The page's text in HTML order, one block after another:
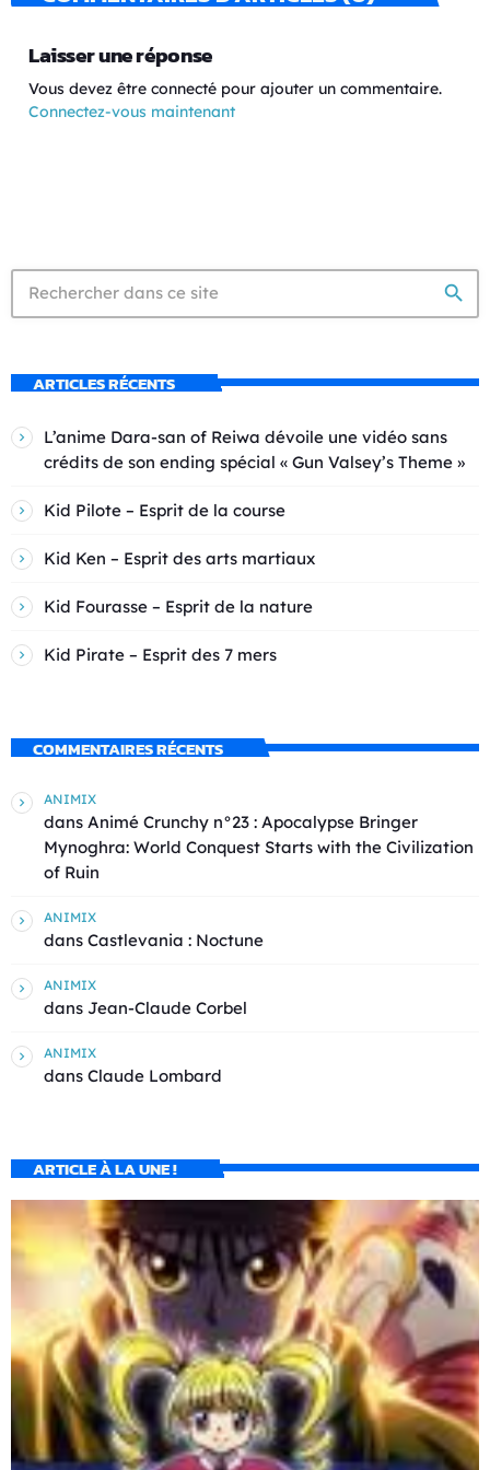
Laisser une réponse
Vous devez être connecté pour ajouter un commentaire.
Connectez-vous maintenant
search
ARTICLES RÉCENTS
L’anime Dara-san of Reiwa dévoile une vidéo sans
crédits de son ending spécial « Gun Valsey’s Theme »
Kid Pilote – Esprit de la course
Kid Ken – Esprit des arts martiaux
Kid Fourasse – Esprit de la nature
Kid Pirate – Esprit des 7 mers
COMMENTAIRES RÉCENTS
ANIMIX
dans Animé Crunchy n°23 : Apocalypse Bringer
Mynoghra: World Conquest Starts with the Civilization
of Ruin
ANIMIX
dans Castlevania : Noctune
ANIMIX
dans Jean-Claude Corbel
ANIMIX
dans Claude Lombard
ARTICLE À LA UNE !